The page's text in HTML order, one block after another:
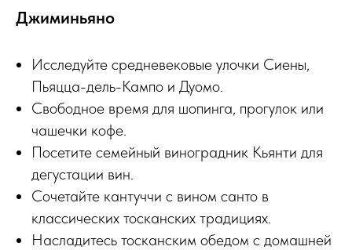
Джиминьяно
Исследуйте средневековые улочки Сиены,
Пьяцца-дель-Кампо и Дуомо.
Свободное время для шопинга, прогулок или
чашечки кофе.
Посетите семейный виноградник Кьянти для
дегустации вин.
Сочетайте кантуччи с вином санто в
классических тосканских традициях.
Насладитесь тосканским обедом с домашней